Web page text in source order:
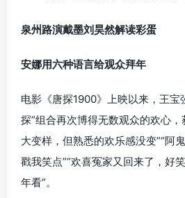
泉州路演戴墨刘昊然解读彩蛋
安娜用六种语言给观众拜年
电影《唐探1900》上映以来，王宝
探”组合再次博得无数观众的欢心
大变样，但熟悉的欢乐感没变”“阿
戳我笑点”“欢喜冤家又回来了，好
年看”。